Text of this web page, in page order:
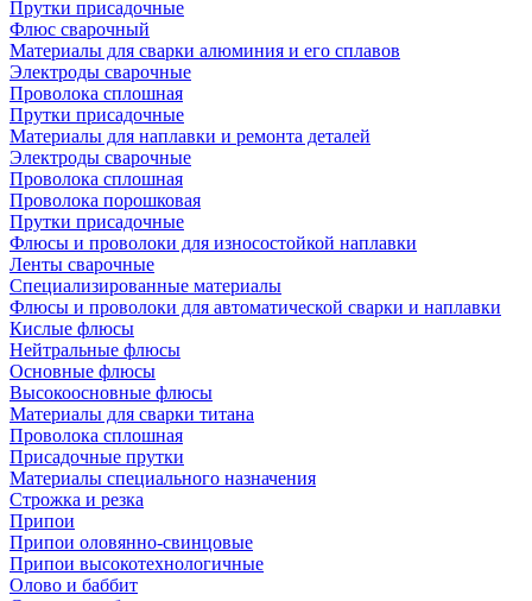
Прутки присадочные
Флюс сварочный
Материалы для сварки алюминия и его сплавов
Электроды сварочные
Проволока сплошная
Прутки присадочные
Материалы для наплавки и ремонта деталей
Электроды сварочные
Проволока сплошная
Проволока порошковая
Прутки присадочные
Флюсы и проволоки для износостойкой наплавки
Ленты сварочные
Специализированные материалы
Флюсы и проволоки для автоматической сварки и наплавки
Кислые флюсы
Нейтральные флюсы
Основные флюсы
Высокоосновные флюсы
Материалы для сварки титана
Проволока сплошная
Присадочные прутки
Материалы специального назначения
Строжка и резка
Припои
Припои оловянно-свинцовые
Припои высокотехнологичные
Олово и баббит